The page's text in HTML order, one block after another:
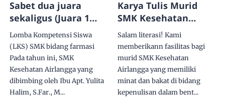
Sabet dua juara
sekaligus (Juara 1
tingkat Kota dan
Provinsi Kaltim),
Elika M. Sharon
siswa SMK
Kesehatan Airlangga
siap bertarung di LKS
Lomba Kompetensi Siswa
(LKS) SMK bidang farmasi
Pada tahun ini, SMK
Kesehatan Airlangga yang
dibimbing oleh Ibu Apt. Yulita
Halim, S.Far., M...
Karya Tulis Murid
SMK Kesehatan
Airlangga
Diterbitkan dalam
Bentuk Buku dan
Siap Dibaca Khalayak
Luas
Salam literasi! Kami
memberikann fasilitas bagi
murid SMK Kesehatan
Airlangga yang memiliki
minat dan bakat di bidang
kepenulisan dalam bent...